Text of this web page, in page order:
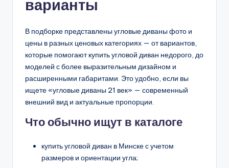
варианты
В подборке представлены угловые диваны фото и
цены в разных ценовых категориях — от вариантов,
которые помогают купить угловой диван недорого, до
моделей с более выразительным дизайном и
расширенными габаритами. Это удобно, если вы
ищете «угловые диваны 21 век» — современный
внешний вид и актуальные пропорции.
Что обычно ищут в каталоге
купить угловой диван в Минске с учетом
размеров и ориентации угла;